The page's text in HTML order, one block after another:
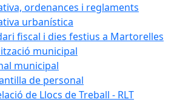
ordenances i reglaments
urbanística
fiscal i dies festius a Martorelles
municipal
municipal
de personal
de Llocs de Treball - RLT